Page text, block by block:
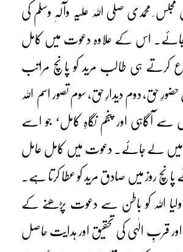
محمدی صلی اللہ علیہ وآلہٖ وسلم کی
جائے۔ اس کے علاوہ دعوت میں کامل
کرتے ہی طالب مرید کو پانچ مراتب
حق، دوم دیدارِ حق، سوم تصور اسم اللہ
سے آگاہی اور پنجم نگاہِ کامل‘ جو اسے
لے جائے۔ دعوت میں کامل عامل
پانچ روز میں صادق مرید کو عطا کرتا ہے۔
اللہ کو باطن سے دعوت پڑھنے کے
اور قربِ الٰہی کی تحقیق اور ہدایت حاصل